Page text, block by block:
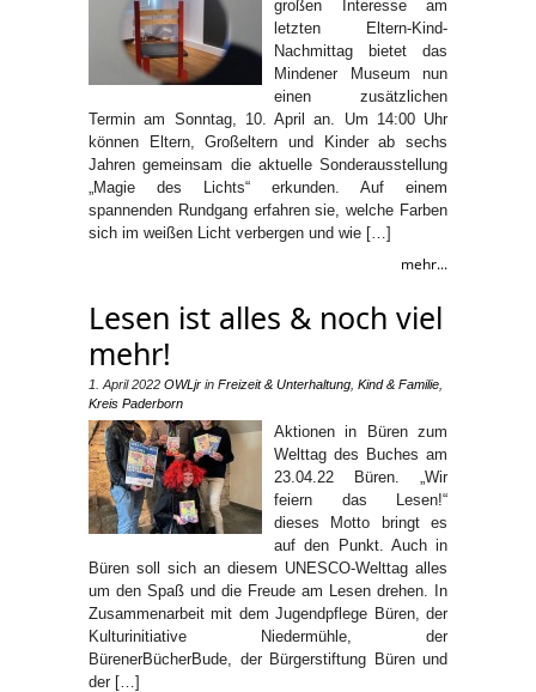
großen Interesse am
letzten Eltern-Kind-
Nachmittag bietet das
Mindener Museum nun
einen zusätzlichen
Termin am Sonntag, 10. April an. Um 14:00 Uhr
können Eltern, Großeltern und Kinder ab sechs
Jahren gemeinsam die aktuelle Sonderausstellung
„Magie des Lichts“ erkunden. Auf einem
spannenden Rundgang erfahren sie, welche Farben
sich im weißen Licht verbergen und wie […]
mehr...
Lesen ist alles & noch viel
mehr!
1. April 2022 OWLjr in Freizeit & Unterhaltung Kind & Familie
Kreis Paderborn
Aktionen in Büren zum
Welttag des Buches am
23.04.22 Büren. „Wir
feiern das Lesen!“
dieses Motto bringt es
auf den Punkt. Auch in
Büren soll sich an diesem UNESCO-Welttag alles
um den Spaß und die Freude am Lesen drehen. In
Zusammenarbeit mit dem Jugendpflege Büren, der
Kulturinitiative Niedermühle, der
BürenerBücherBude, der Bürgerstiftung Büren und
der […]